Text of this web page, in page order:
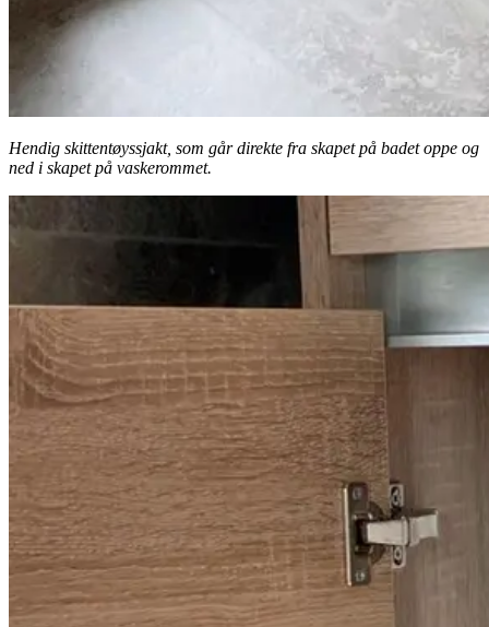
Hendig skittentøyssjakt, som går direkte fra skapet på badet oppe og
ned i skapet på vaskerommet.